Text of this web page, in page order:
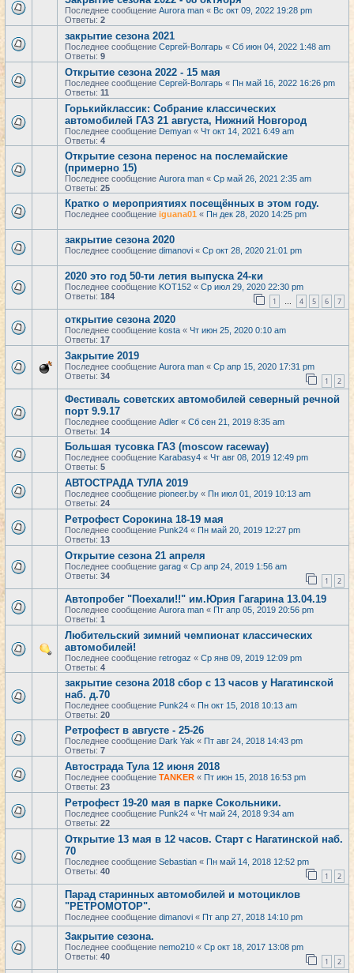
Последнее сообщение Aurora man « Вс окт 09, 2022 19:28 pm
Ответы: 2
закрытие сезона 2021
Последнее сообщение Сергей-Волгарь « Сб июн 04, 2022 1:48 am
Ответы: 9
Открытие сезона 2022 - 15 мая
Последнее сообщение Сергей-Волгарь « Пн май 16, 2022 16:26 pm
Ответы: 11
Горькийклассик: Собрание классических
автомобилей ГАЗ 21 августа, Нижний Новгород
Последнее сообщение Demyan « Чт окт 14, 2021 6:49 am
Ответы: 4
Открытие сезона перенос на послемайские
(примерно 15)
Последнее сообщение Aurora man « Ср май 26, 2021 2:35 am
Ответы: 25
Кратко о мероприятиях посещённых в этом году.
Последнее сообщение iguana01 « Пн дек 28, 2020 14:25 pm
закрытие сезона 2020
Последнее сообщение dimanovi « Ср окт 28, 2020 21:01 pm
2020 это год 50-ти летия выпуска 24-ки
Последнее сообщение KOT152 « Ср июл 29, 2020 22:30 pm
Ответы: 184 1 … 4 5 6 7
открытие сезона 2020
Последнее сообщение kosta « Чт июн 25, 2020 0:10 am
Ответы: 17
Закрытие 2019
Последнее сообщение Aurora man « Ср апр 15, 2020 17:31 pm
Ответы: 34 1 2
Фестиваль советских автомобилей северный речной
порт 9.9.17
Последнее сообщение Adler « Сб сен 21, 2019 8:35 am
Ответы: 14
Большая тусовка ГАЗ (moscow raceway)
Последнее сообщение Karabasy4 « Чт авг 08, 2019 12:49 pm
Ответы: 5
АВТОСТРАДА ТУЛА 2019
Последнее сообщение pioneer.by « Пн июл 01, 2019 10:13 am
Ответы: 24
Ретрофест Сорокина 18-19 мая
Последнее сообщение Punk24 « Пн май 20, 2019 12:27 pm
Ответы: 13
Открытие сезона 21 апреля
Последнее сообщение garag « Ср апр 24, 2019 1:56 am
Ответы: 34 1 2
Автопробег "Поехали!!" им.Юрия Гагарина 13.04.19
Последнее сообщение Aurora man « Пт апр 05, 2019 20:56 pm
Ответы: 1
Любительский зимний чемпионат классических
автомобилей!
Последнее сообщение retrogaz « Ср янв 09, 2019 12:09 pm
Ответы: 4
закрытие сезона 2018 сбор с 13 часов у Нагатинской
наб. д.70
Последнее сообщение Punk24 « Пн окт 15, 2018 10:13 am
Ответы: 20
Ретрофест в августе - 25-26
Последнее сообщение Dark Yak « Пт авг 24, 2018 14:43 pm
Ответы: 7
Автострада Тула 12 июня 2018
Последнее сообщение TANKER « Пт июн 15, 2018 16:53 pm
Ответы: 23
Ретрофест 19-20 мая в парке Сокольники.
Последнее сообщение Punk24 « Чт май 24, 2018 9:34 am
Ответы: 22
Открытие 13 мая в 12 часов. Старт с Нагатинской наб.
70
Последнее сообщение Sebastian « Пн май 14, 2018 12:52 pm
Ответы: 40 1 2
Парад старинных автомобилей и мотоциклов
"РЕТРОМОТОР".
Последнее сообщение dimanovi « Пт апр 27, 2018 14:10 pm
Закрытие сезона.
Последнее сообщение nemo210 « Ср окт 18, 2017 13:08 pm
Ответы: 40 1 2